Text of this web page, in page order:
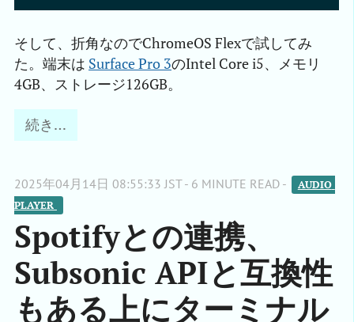
そして、折角なのでChromeOS Flexで試してみ
た。端末は Surface Pro 3のIntel Core i5、メモリ
4GB、ストレージ126GB。
続き…
2025年04月14日 08:55:33 JST - 6 MINUTE READ -
AUDIO
PLAYER
Spotifyとの連携、
Subsonic APIと互換性
もある上にターミナル